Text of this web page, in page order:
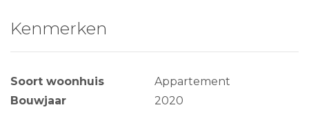
Kenmerken
Soort woonhuis
Appartement
Bouwjaar
2020